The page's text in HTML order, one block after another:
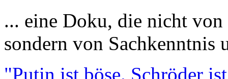
... eine Doku, die nicht
sondern von Sachkenntnis
"Putin ist böse. Schröder